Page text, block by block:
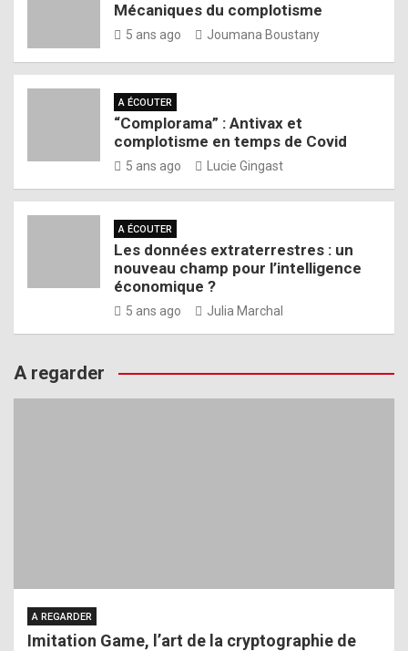
Mécaniques du complotisme
5 ans ago Joumana Boustany
A ÉCOUTER
“Complorama” : Antivax et
complotisme en temps de Covid
5 ans ago Lucie Gingast
A ÉCOUTER
Les données extraterrestres : un
nouveau champ pour l’intelligence
économique ?
5 ans ago Julia Marchal
A regarder
A REGARDER
Imitation Game, l’art de la cryptographie de